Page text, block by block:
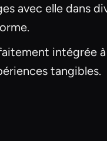
avec elle dans
intégrée
tangibles.